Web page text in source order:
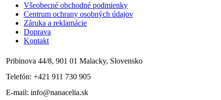
Všeobecné obchodné podmienky
Centrum ochrany osobných údajov
Záruka a reklamácie
Doprava
Kontakt
Pribinova 44/8, 901 01 Malacky, Slovensko
Telefón: +421 911 730 905
E-mail: info@nanacelia.sk